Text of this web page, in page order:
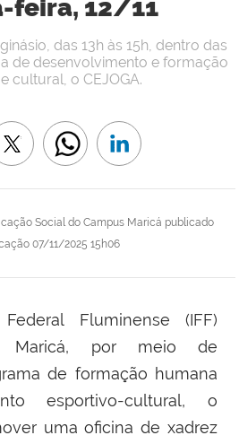
feira, 12/11
Social do Campus Maricá publicado
07/11/2025 15h06
das 13h às 15h, dentro das
de desenvolvimento e formação
cultural, o CEJOGA.
Fluminense (IFF)
Maricá, por meio de
de formação humana
esportivo-cultural, o
uma oficina de xadrez